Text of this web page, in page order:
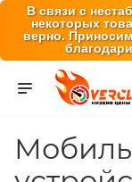
В связи с
некоторых
верно.